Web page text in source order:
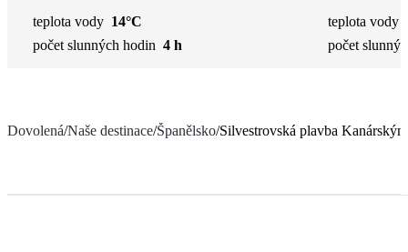
teplota vody 14°C
počet slunných hodin 4 h
teplota vody
počet
Dovolená/Naše destinace/Španělsko/Silvestrovská plavba